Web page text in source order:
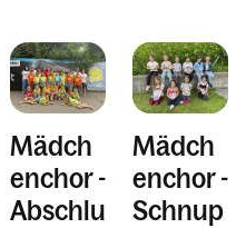
Mädch
enchor -
Abschlu
Mädch
enchor -
Schnup